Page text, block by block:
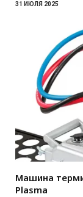
31 ИЮЛЯ 2025
Машина
Plasma